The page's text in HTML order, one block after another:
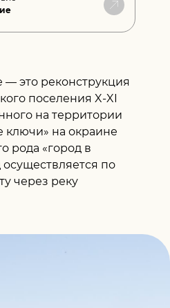
это реконструкция
поселения X-XI
на территории
ключи» на окраине
рода «город в
осуществляется по
через реку